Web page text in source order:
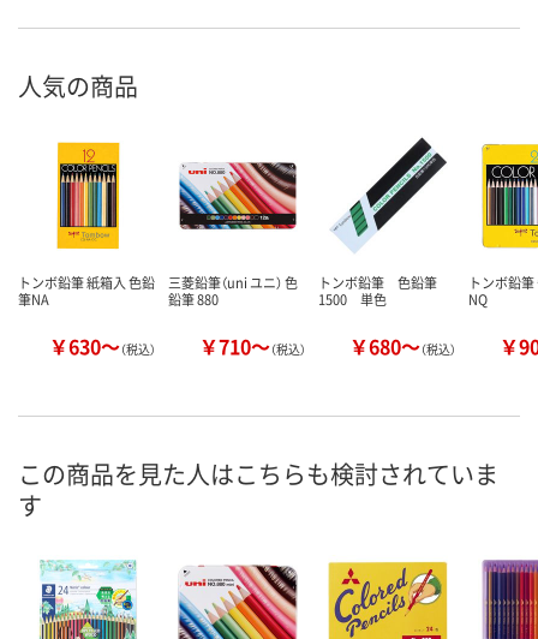
人気の商品
トンボ鉛筆 紙箱入 色鉛
筆NA
￥630～（税込）
三菱鉛筆（uni ユニ） 色
鉛筆 880
￥710～（税込）
トンボ鉛筆 色鉛筆
1500 単色
￥680～（税込）
トンボ鉛
NQ
￥
この商品を見た人はこちらも検討されていま
す